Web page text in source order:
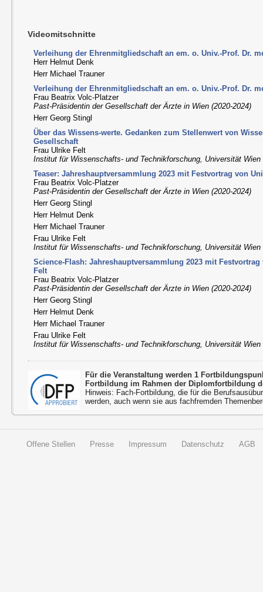
Videomitschnitte
Verleihung der Ehrenmitgliedschaft an em. o. Univ.-Prof. Dr.
Herr Helmut Denk
Herr Michael Trauner
Verleihung der Ehrenmitgliedschaft an em. o. Univ.-Prof. Dr.
Frau Beatrix Volc-Platzer
Past-Präsidentin der Gesellschaft der Ärzte in Wien (2020-2024)
Herr Georg Stingl
Über das Wissens-werte. Gedanken zum Stellenwert von
Gesellschaft
Frau Ulrike Felt
Institut für Wissenschafts- und Technikforschung, Universität Wien
Teaser: Jahreshauptversammlung 2023 mit Festvortrag von
Frau Beatrix Volc-Platzer
Past-Präsidentin der Gesellschaft der Ärzte in Wien (2020-2024)
Herr Georg Stingl
Herr Helmut Denk
Herr Michael Trauner
Frau Ulrike Felt
Institut für Wissenschafts- und Technikforschung, Universität Wien
Science-Flash: Jahreshauptversammlung 2023 mit
Felt
Frau Beatrix Volc-Platzer
Past-Präsidentin der Gesellschaft der Ärzte in Wien (2020-2024)
Herr Georg Stingl
Herr Helmut Denk
Herr Michael Trauner
Frau Ulrike Felt
Institut für Wissenschafts- und Technikforschung, Universität Wien
Für die Veranstaltung werden 1
Fortbildung im Rahmen der Diplomfortbildung
Hinweis: Fach-Fortbildung, die für die
werden, auch wenn sie aus fachfremden
Offene Stellen Presse Impressum Datenschutz AGB